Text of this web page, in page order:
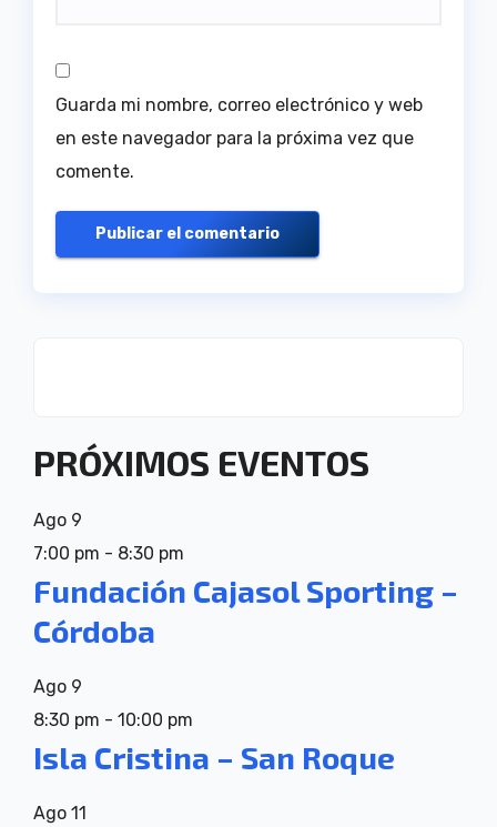
Guarda mi nombre, correo electrónico y web
en este navegador para la próxima vez que
comente.
PRÓXIMOS EVENTOS
Ago 9
7:00 pm - 8:30 pm
Fundación Cajasol Sporting –
Córdoba
Ago 9
8:30 pm - 10:00 pm
Isla Cristina – San Roque
Ago 11